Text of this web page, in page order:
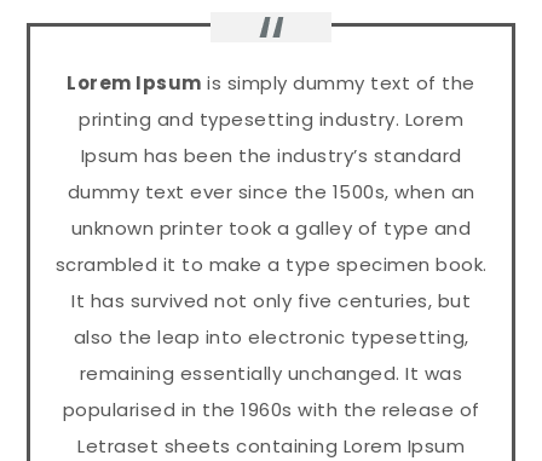
Lorem Ipsum is simply dummy text of the
printing and typesetting industry. Lorem
Ipsum has been the industry’s standard
dummy text ever since the 1500s, when an
unknown printer took a galley of type and
scrambled it to make a type specimen book.
It has survived not only five centuries, but
also the leap into electronic typesetting,
remaining essentially unchanged. It was
popularised in the 1960s with the release of
Letraset sheets containing Lorem Ipsum